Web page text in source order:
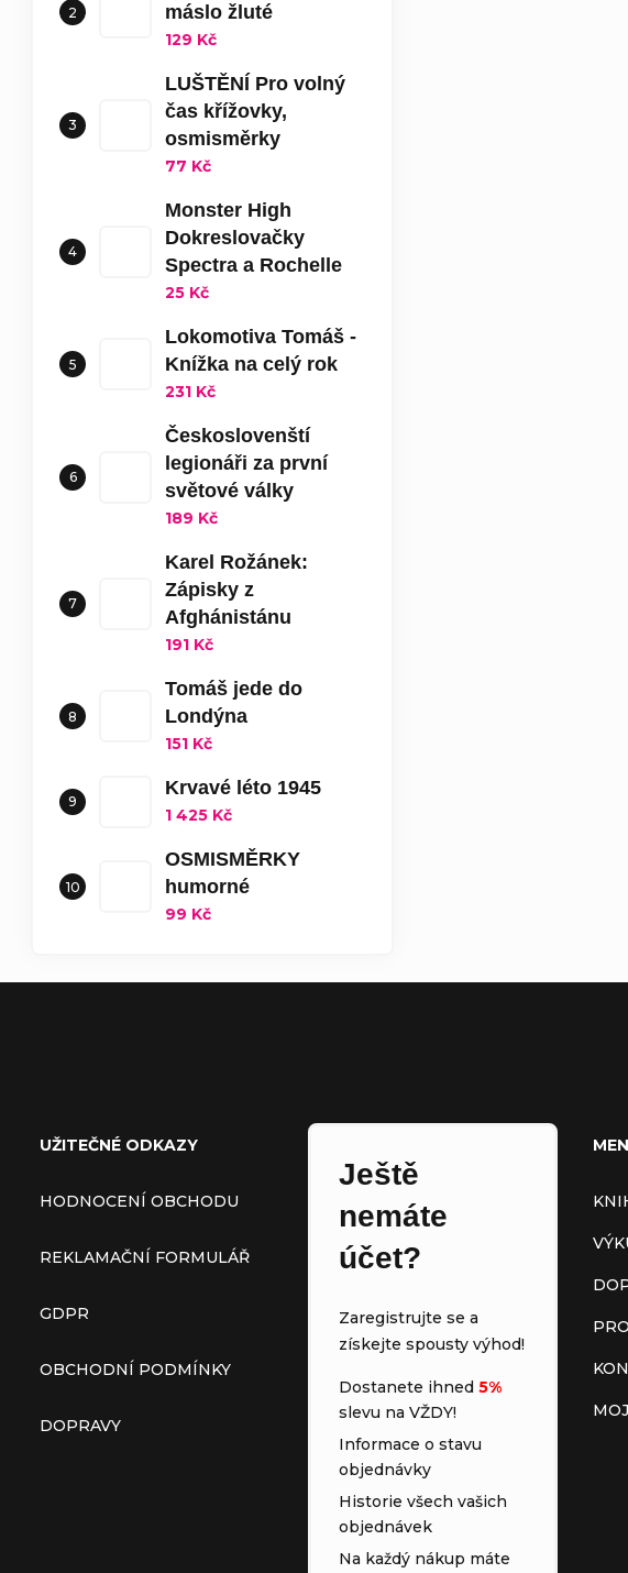
máslo žluté
129 Kč
LUŠTĚNÍ Pro volný
čas křížovky,
osmisměrky
77 Kč
Monster High
Dokreslovačky
Spectra a Rochelle
25 Kč
Lokomotiva Tomáš -
Knížka na celý rok
231 Kč
Českoslovenští
legionáři za první
světové války
189 Kč
Karel Rožánek:
Zápisky z
Afghánistánu
191 Kč
Tomáš jede do
Londýna
151 Kč
Krvavé léto 1945
1 425 Kč
OSMISMĚRKY
humorné
99 Kč
UŽITEČNÉ ODKAZY
HODNOCENÍ OBCHODU
REKLAMAČNÍ FORMULÁŘ
GDPR
OBCHODNÍ PODMÍNKY
DOPRAVY
Ještě
nemáte
účet?
Zaregistrujte se a
získejte spousty výhod!
Dostanete ihned 5%
slevu na VŽDY!
Informace o stavu
objednávky
Historie všech vašich
objednávek
Na každý nákup máte